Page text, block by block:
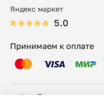
Яндекс маркет
5.0
Принимаем к оплате